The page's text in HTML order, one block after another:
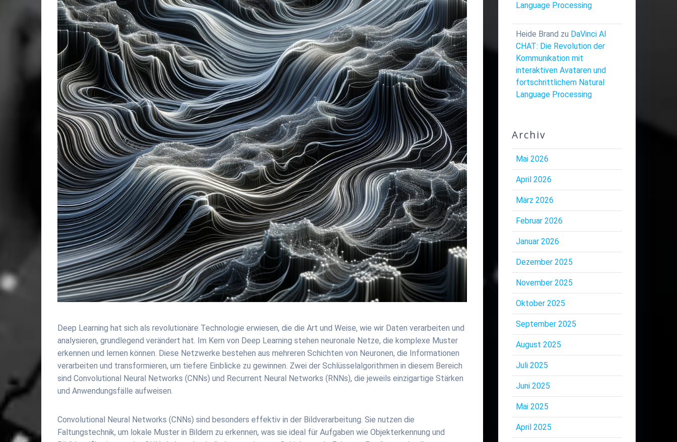
Deep Learning hat sich als revolutionäre Technologie erwiesen, die die Art und Weise, wie wir Daten verarbeiten und
analysieren, grundlegend verändert hat. Im Kern von Deep Learning stehen neuronale Netze, die komplexe Muster
erkennen und lernen können. Diese Netzwerke bestehen aus mehreren Schichten von Neuronen, die Informationen
verarbeiten und transformieren, um tiefere Einblicke zu gewinnen. Zwei der Schlüsselalgorithmen in diesem Bereich
sind Convolutional Neural Networks (CNNs) und Recurrent Neural Networks (RNNs), die jeweils einzigartige Stärken
und Anwendungsfälle aufweisen.
Convolutional Neural Networks (CNNs) sind besonders effektiv in der Bildverarbeitung. Sie nutzen die
Faltungstechnik, um lokale Muster in Bildern zu erkennen, was sie ideal für Aufgaben wie Objekterkennung und
Language Processing
Heide Brand zu DaVinci AI
CHAT: Die Revolution der
Kommunikation mit
interaktiven Avataren und
fortschrittlichem Natural
Language Processing
Archiv
Mai 2026
April 2026
März 2026
Februar 2026
Januar 2026
Dezember 2025
November 2025
Oktober 2025
September 2025
August 2025
Juli 2025
Juni 2025
Mai 2025
April 2025